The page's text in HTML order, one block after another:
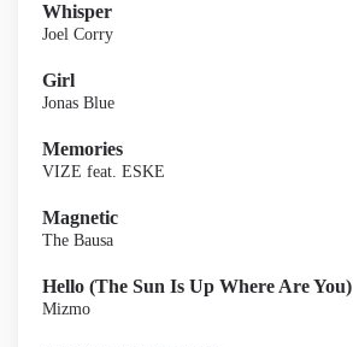
Whisper
Joel Corry
Girl
Jonas Blue
Memories
VIZE feat. ESKE
Magnetic
The Bausa
Hello (The Sun Is Up Where Are You)
Mizmo